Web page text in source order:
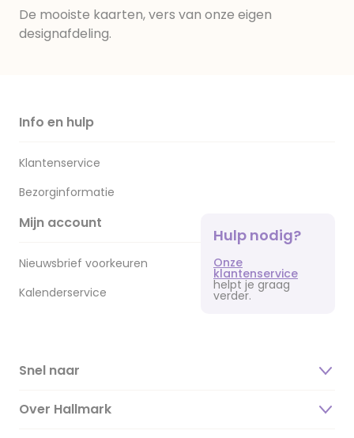
De mooiste kaarten, vers van onze eigen
designafdeling.
Info en hulp
Klantenservice
Bezorginformatie
Mijn account
Nieuwsbrief voorkeuren
Kalenderservice
Hulp nodig?
Onze
klantenservice
helpt je graag
verder.
Snel naar
Over Hallmark